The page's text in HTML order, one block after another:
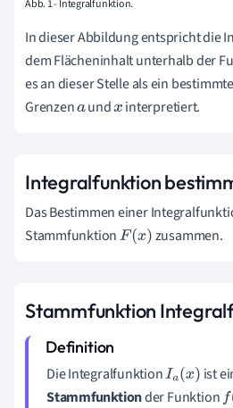
Abb. 1 - Integralfunktion.
In dieser Abbildung entspricht die
dem Flächeninhalt unterhalb der
es an dieser Stelle als ein
Grenzenaundx interpretiert.
Integralfunktion
Das Bestimmen einer
StammfunktionF(x) zusammen.
Stammfunktion
Die IntegralfunktionIa(x) ist
Stammfunktionder Funktionf(